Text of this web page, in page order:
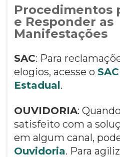
Procedimentos
e Responder as
Manifestações
SAC: Para
elogios, acesse o
Estadual.
OUVIDORIA:
satisfeito com a
em algum canal,
Ouvidoria. Para